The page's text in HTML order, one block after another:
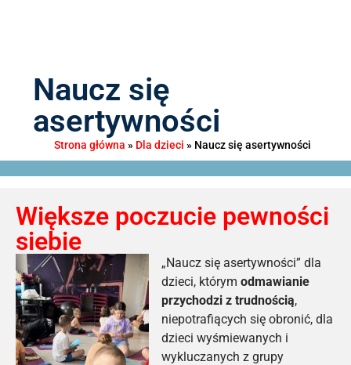
Naucz się
asertywności
Strona główna » Dla dzieci » Naucz się asertywności
Większe poczucie pewności
siebie
„Naucz się asertywności” dla
dzieci, którym odmawianie
przychodzi z trudnością,
niepotrafiących się obronić, dla
dzieci wyśmiewanych i
wykluczanych z grupy